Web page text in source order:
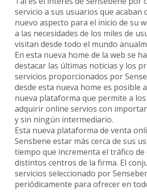
servicio a sus usuarios que acaban
nuevo aspecto para el inicio de su
a las necesidades de los miles de
visitan desde todo el mundo
En esta nueva home de la web se
destacar las últimas noticias y los
servicios proporcionados por
desde esta nueva home es posible
nueva plataforma que permite a
adquirir online servios con
y sin ningún intermediario.
Esta nueva plataforma de venta
Sensbene estar más cerca de sus
tiempo que incrementa el tráfico de
distintos centros de la firma. El
servicios seleccionado por
periódicamente para ofrecer en